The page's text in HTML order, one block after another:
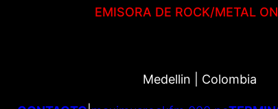
EMISORA DE ROCK/METAL
Medellin | Colombia